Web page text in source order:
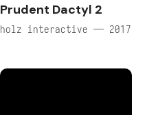
Prudent Dactyl 2
holz interactive — 2017